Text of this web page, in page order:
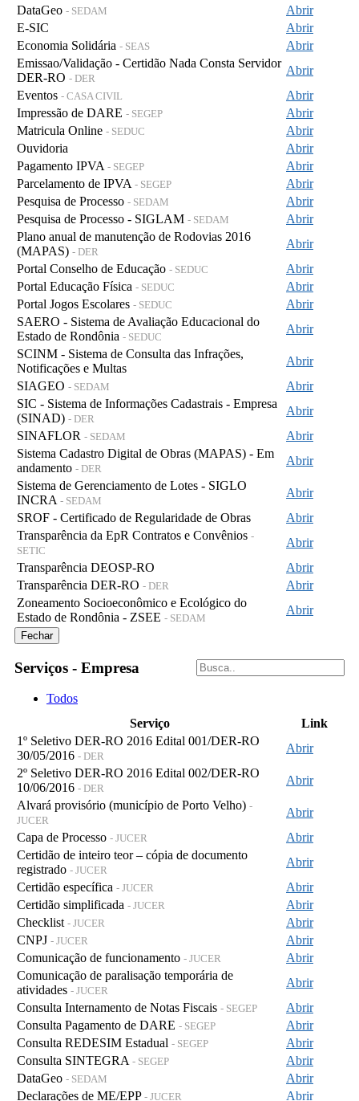
DataGeo - SEDAM
Abrir
E-SIC
Abrir
Economia Solidária - SEAS
Abrir
Emissao/Validação - Certidão Nada Consta Servidor
DER-RO - DER
Abrir
Eventos - CASA CIVIL
Abrir
Impressão de DARE - SEGEP
Abrir
Matricula Online - SEDUC
Abrir
Ouvidoria
Abrir
Pagamento IPVA - SEGEP
Abrir
Parcelamento de IPVA - SEGEP
Abrir
Pesquisa de Processo - SEDAM
Abrir
Pesquisa de Processo - SIGLAM - SEDAM
Abrir
Plano anual de manutenção de Rodovias 2016
(MAPAS) - DER
Abrir
Portal Conselho de Educação - SEDUC
Abrir
Portal Educação Física - SEDUC
Abrir
Portal Jogos Escolares - SEDUC
Abrir
SAERO - Sistema de Avaliação Educacional do
Estado de Rondônia - SEDUC
Abrir
SCINM - Sistema de Consulta das Infrações,
Notificações e Multas
Abrir
SIAGEO - SEDAM
Abrir
SIC - Sistema de Informações Cadastrais - Empresa
(SINAD) - DER
Abrir
SINAFLOR - SEDAM
Abrir
Sistema Cadastro Digital de Obras (MAPAS) - Em
andamento - DER
Abrir
Sistema de Gerenciamento de Lotes - SIGLO
INCRA - SEDAM
Abrir
SROF - Certificado de Regularidade de Obras
Abrir
Transparência da EpR Contratos e Convênios -
SETIC
Abrir
Transparência DEOSP-RO
Abrir
Transparência DER-RO - DER
Abrir
Zoneamento Socioeconômico e Ecológico do
Estado de Rondônia - ZSEE - SEDAM
Abrir
Fechar
Serviços - Empresa
Todos
Serviço
Link
1º Seletivo DER-RO 2016 Edital 001/DER-RO
30/05/2016 - DER
Abrir
2º Seletivo DER-RO 2016 Edital 002/DER-RO
10/06/2016 - DER
Abrir
Alvará provisório (município de Porto Velho) -
JUCER
Abrir
Capa de Processo - JUCER
Abrir
Certidão de inteiro teor – cópia de documento
registrado - JUCER
Abrir
Certidão específica - JUCER
Abrir
Certidão simplificada - JUCER
Abrir
Checklist - JUCER
Abrir
CNPJ - JUCER
Abrir
Comunicação de funcionamento - JUCER
Abrir
Comunicação de paralisação temporária de
atividades - JUCER
Abrir
Consulta Internamento de Notas Fiscais - SEGEP
Abrir
Consulta Pagamento de DARE - SEGEP
Abrir
Consulta REDESIM Estadual - SEGEP
Abrir
Consulta SINTEGRA - SEGEP
Abrir
DataGeo - SEDAM
Abrir
Declarações de ME/EPP - JUCER Abrir